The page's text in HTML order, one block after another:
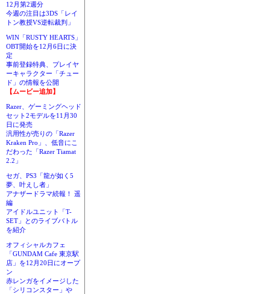
12月第2週分
今週の注目は3DS「レイ
トン教授VS逆転裁判」
WIN「RUSTY HEARTS」
OBT開始を12月6日に決
定
事前登録特典、プレイヤ
ーキャラクター「チュー
ド」の情報を公開
【ムービー追加】
Razer、ゲーミングヘッド
セット2モデルを11月30
日に発売
汎用性が売りの「Razer
Kraken Pro」、低音にこ
だわった「Razer Tiamat
2.2」
セガ、PS3「龍が如く5
夢、叶えし者」
アナザードラマ続報！ 遥
編
アイドルユニット「T-
SET」とのライブバトル
を紹介
オフィシャルカフェ
「GUNDAM Cafe 東京駅
店」を12月20日にオープ
ン
赤レンガをイメージした
「シリコンスター」や